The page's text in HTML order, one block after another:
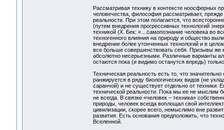
Рассматривая технику в контексте ноосферных
человечества, философия рассматривает,
реальности. При этом полагается, что
(путем внедрения прогрессивных технологий
техникой (Х. Бек: «…самопознание человека во
техногенного влияния на природу и общество
внедрение более утонченных технологий и в
все больше совершенствовать себя. Призывы же к
абсолютно несерьезными. Различные варианты
остаются пока (и видимо останутся впредь)
Техническая реальность есть то, что
ранжируется в ряду биологических видов (не
саранчой) и не существует отдельно от техники.
технической реальности. Пока мы ее не мыслим
не всегда. В связке «человек – техника»
природы, человек всегда воплощал свой
цивилизации, скорее всего, немыслимо вне
развития. Есть основания предположить, что
Вселенной.